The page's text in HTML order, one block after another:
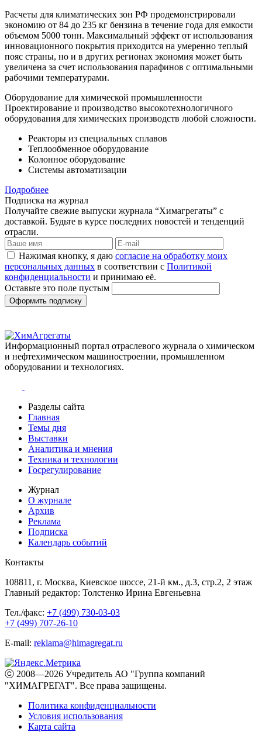
Расчеты для климатических зон РФ продемонстрировали
экономию от 84 до 235 кг бензина в течение года для емкости
объемом 5000 тонн. Максимальный эффект от использования
инновационного покрытия приходится на умеренно теплый
пояс страны, но и в других регионах экономия может быть
увеличена за счет использования парафинов с оптимальными
рабочими температурами.
Оборудование для химической промышленности
Проектирование и производство высокотехнологичного
оборудования для химических производств любой сложности.
Реакторы из специальных сплавов
Теплообменное оборудование
Колонное оборудование
Системы автоматизации
Подробнее
Подписка на журнал
Получайте свежие выпуски журнала “Химагрегаты” с
доставкой. Будьте в курсе последних новостей и тенденций
отрасли.
Нажимая кнопку, я даю согласие на обработку моих
персональных данных в соответствии с Политикой
конфиденциальности и принимаю её.
Оставьте это поле пустым
Оформить подписку
Информационный портал отраслевого журнала о химическом
и нефтехимическом машиностроении, промышленном
оборудовании и технологиях.
Разделы сайта
Главная
Темы дня
Выставки
Аналитика и мнения
Техника и технологии
Госрегулирование
Журнал
О журнале
Архив
Реклама
Подписка
Календарь событий
Контакты
108811, г. Москва, Киевское шоссе, 21-й км., д.3, стр.2, 2 этаж
Главный редактор: Толстенко Ирина Евгеньевна
Тел./факс: +7 (499) 730-03-03
+7 (499) 707-26-10
E-mail: reklama@himagregat.ru
ⓒ 2008—2026 Учредитель АО "Группа компаний
"ХИМАГРЕГАТ". Все права защищены.
Политика конфиденциальности
Условия использования
Карта сайта